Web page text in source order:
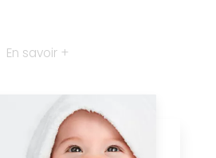
En savoir +